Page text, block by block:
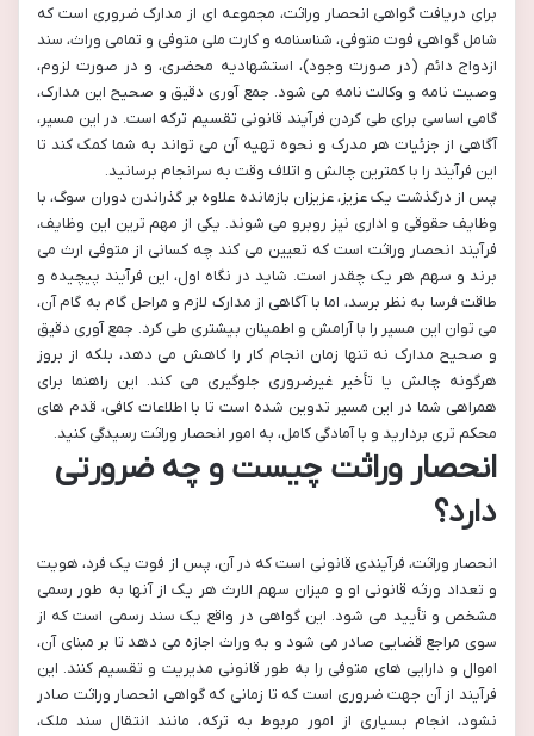
برای دریافت گواهی انحصار وراثت، مجموعه ای از مدارک ضروری است که
شامل گواهی فوت متوفی، شناسنامه و کارت ملی متوفی و تمامی وراث، سند
ازدواج دائم (در صورت وجود)، استشهادیه محضری، و در صورت لزوم،
وصیت نامه و وکالت نامه می شود. جمع آوری دقیق و صحیح این مدارک،
گامی اساسی برای طی کردن فرآیند قانونی تقسیم ترکه است. در این مسیر،
آگاهی از جزئیات هر مدرک و نحوه تهیه آن می تواند به شما کمک کند تا
این فرآیند را با کمترین چالش و اتلاف وقت به سرانجام برسانید.
پس از درگذشت یک عزیز، عزیزان بازمانده علاوه بر گذراندن دوران سوگ، با
وظایف حقوقی و اداری نیز روبرو می شوند. یکی از مهم ترین این وظایف،
فرآیند انحصار وراثت است که تعیین می کند چه کسانی از متوفی ارث می
برند و سهم هر یک چقدر است. شاید در نگاه اول، این فرآیند پیچیده و
طاقت فرسا به نظر برسد، اما با آگاهی از مدارک لازم و مراحل گام به گام آن،
می توان این مسیر را با آرامش و اطمینان بیشتری طی کرد. جمع آوری دقیق
و صحیح مدارک نه تنها زمان انجام کار را کاهش می دهد، بلکه از بروز
هرگونه چالش یا تأخیر غیرضروری جلوگیری می کند. این راهنما برای
همراهی شما در این مسیر تدوین شده است تا با اطلاعات کافی، قدم های
محکم تری بردارید و با آمادگی کامل، به امور انحصار وراثت رسیدگی کنید.
انحصار وراثت چیست و چه ضرورتی
دارد؟
انحصار وراثت، فرآیندی قانونی است که در آن، پس از فوت یک فرد، هویت
و تعداد ورثه قانونی او و میزان سهم الارث هر یک از آنها به طور رسمی
مشخص و تأیید می شود. این گواهی در واقع یک سند رسمی است که از
سوی مراجع قضایی صادر می شود و به وراث اجازه می دهد تا بر مبنای آن،
اموال و دارایی های متوفی را به طور قانونی مدیریت و تقسیم کنند. این
فرآیند از آن جهت ضروری است که تا زمانی که گواهی انحصار وراثت صادر
نشود، انجام بسیاری از امور مربوط به ترکه، مانند انتقال سند ملک،